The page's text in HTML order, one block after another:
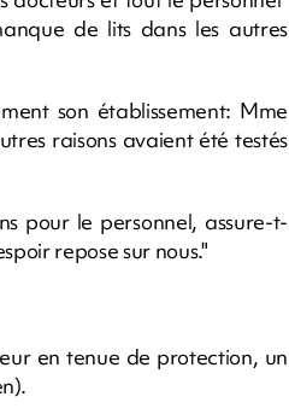
de lits dans les autres
son établissement: Mme
raisons avaient été testés
pour le personnel, assure-t-
repose sur nous."
en tenue de protection, un